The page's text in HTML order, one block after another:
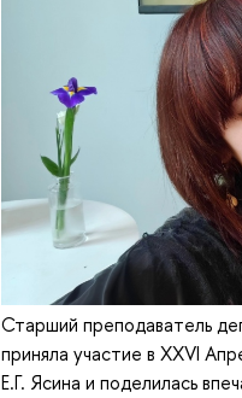
Старший преподаватель
приняла участие в XXVI
Е.Г. Ясина и поделилась